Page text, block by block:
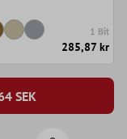
1 Bit
285,87 kr
SEK